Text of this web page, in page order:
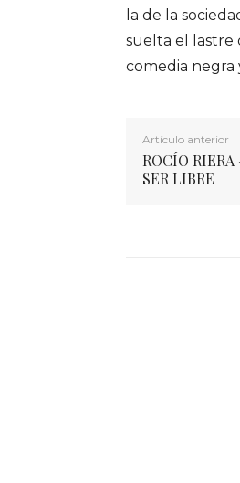
la de la
suelta el lastre
comedia negra
Artículo anterior
ROCÍO
SER LIBRE